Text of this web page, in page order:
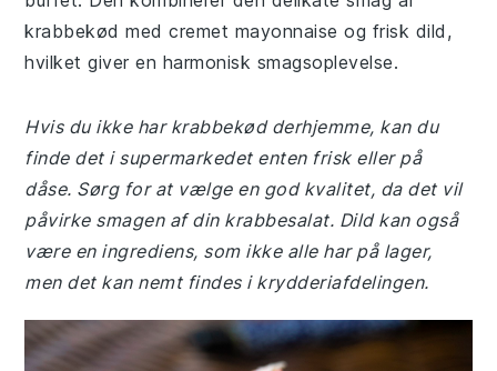
krabbekød med cremet mayonnaise og frisk dild,
hvilket giver en harmonisk smagsoplevelse.
Hvis du ikke har krabbekød derhjemme, kan du
finde det i supermarkedet enten frisk eller på
dåse. Sørg for at vælge en god kvalitet, da det vil
påvirke smagen af din krabbesalat. Dild kan også
være en ingrediens, som ikke alle har på lager,
men det kan nemt findes i krydderiafdelingen.